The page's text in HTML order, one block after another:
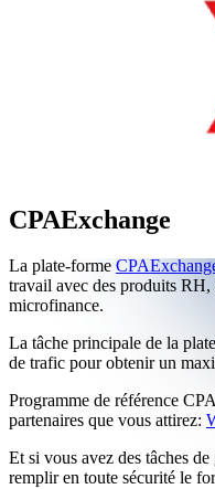
CPAExchange
La plate-forme
travail avec des produits RH,
microfinance.
La tâche principale de la
de trafic pour obtenir un
Programme de référence
partenaires que vous attirez:
Et si vous avez des tâches
remplir en toute sécurité le